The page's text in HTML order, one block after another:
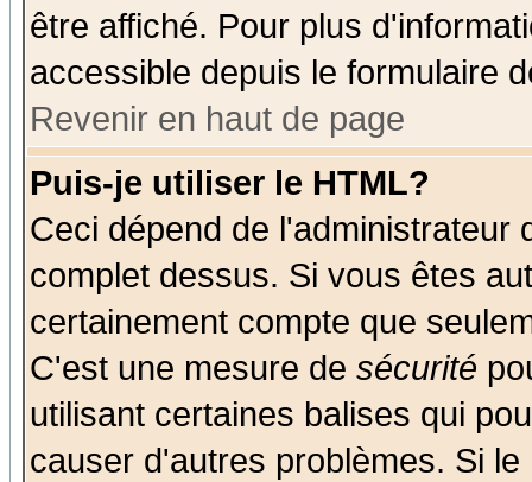
être affiché. Pour plus
accessible depuis le formulaire
Revenir en haut de page
Puis-je utiliser le HTML?
Ceci dépend de l'administrateur
complet dessus. Si vous êtes
certainement compte que
C'est une mesure de sécurité
utilisant certaines balises qui
causer d'autres problèmes. Si